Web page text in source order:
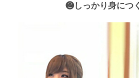
❷しっかり身につ